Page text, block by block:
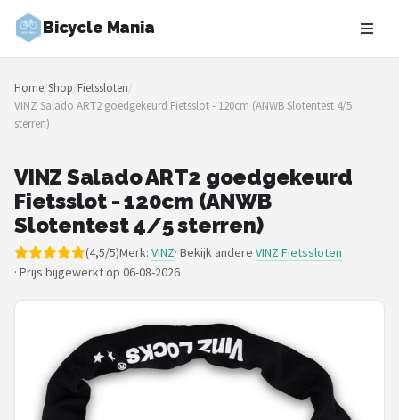
Bicycle Mania
Zoeken
NAVIGATIE
Shop
Merken
Blog
Fietsroutes
Kinderfietsen
Stadsfietsen
Elektrische fietsen
Home/Shop/Fietssloten/
VINZ Salado ART2 goedgekeurd Fietsslot - 120cm (ANWB Slotentest 4/5
sterren)
VINZ Salado ART2 goedgekeurd
Fietsslot - 120cm (ANWB
Slotentest 4/5 sterren)
(4,5/5)Merk: VINZ· Bekijk andere VINZ Fietssloten
· Prijs bijgewerkt op 06-08-2026